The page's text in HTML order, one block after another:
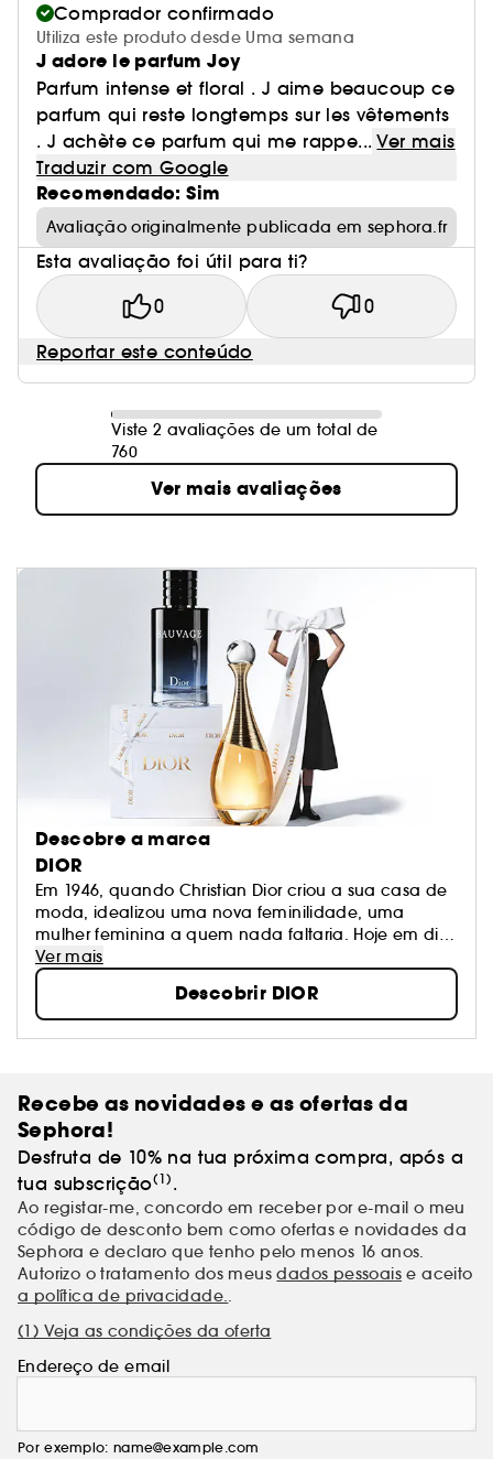
Comprador confirmado
Utiliza este produto desde Uma semana
J adore le parfum Joy
Parfum intense et floral . J aime beaucoup ce
parfum qui reste longtemps sur les vêtements
. J achète ce parfum qui me rappe... Ver mais
Traduzir com Google
Recomendado: Sim
Avaliação originalmente publicada em sephora.fr
Esta avaliação foi útil para ti?
0 0
Reportar este conteúdo
Viste 2 avaliações de um total de
760
Ver mais avaliações
Descobre a marca
DIOR
Em 1946, quando Christian Dior criou a sua casa de
moda, idealizou uma nova feminilidade, uma
mulher feminina a quem nada faltaria. Hoje em dia,
dos vestidos aos acessórios, das fragrâncias ao
batom e ao mais sofisticado tratamento, a Casa
Dior exalta a beleza da mulher conferindo-lhe
luminosidade e modernidade.
Ver mais
Descobrir DIOR
Recebe as novidades e as ofertas da
Sephora!
Desfruta de 10% na tua próxima compra, após a
tua subscrição(1) .
Ao registar-me, concordo em receber por e-mail o meu
código de desconto bem como ofertas e novidades da
Sephora e declaro que tenho pelo menos 16 anos.
Autorizo o tratamento dos meusdados pessoais e aceito
a política de privacidade..
(1) Veja as condições da oferta
Endereço de email
Por exemplo: name@example.com